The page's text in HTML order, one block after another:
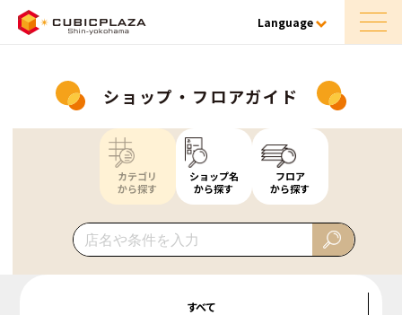
Language
ショップ・フロアガイド
カテゴリ
から探す
ショップ名
から探す
フロア
から探す
すべて